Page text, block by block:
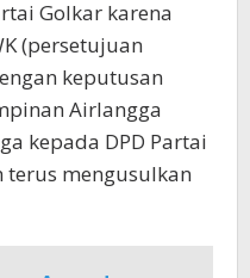
Golkar karena
(persetujuan
keputusan
Airlangga
kepada DPD Partai
terus mengusulkan